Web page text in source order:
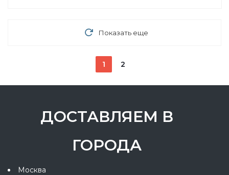
Показать еще
1 2
ДОСТАВЛЯЕМ В
ГОРОДА
Москва